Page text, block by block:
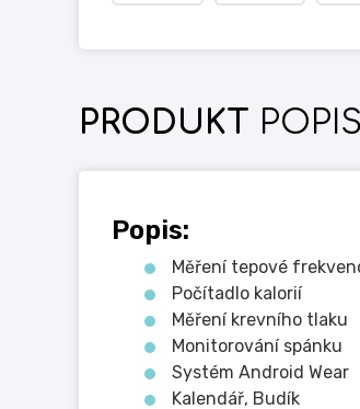
PRODUKT POPIS
Popis:
Měření tepové
Počítadlo kalorií
Měření krevního tlaku
Monitorování spánku
Systém Android Wear
Kalendář, Budík